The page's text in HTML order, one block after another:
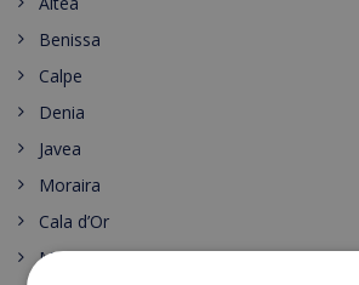
Benissa
Calpe
Denia
Javea
Moraira
Cala d’Or
Malgrat de Mar